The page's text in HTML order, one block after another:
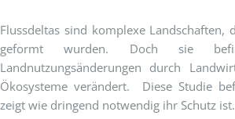
Flussdeltas sind komplexe
geformt wurden. Doch sie
Landnutzungsänderungen durch
Ökosysteme verändert. Diese Studie
zeigt wie dringend notwendig ihr Schutz ist.